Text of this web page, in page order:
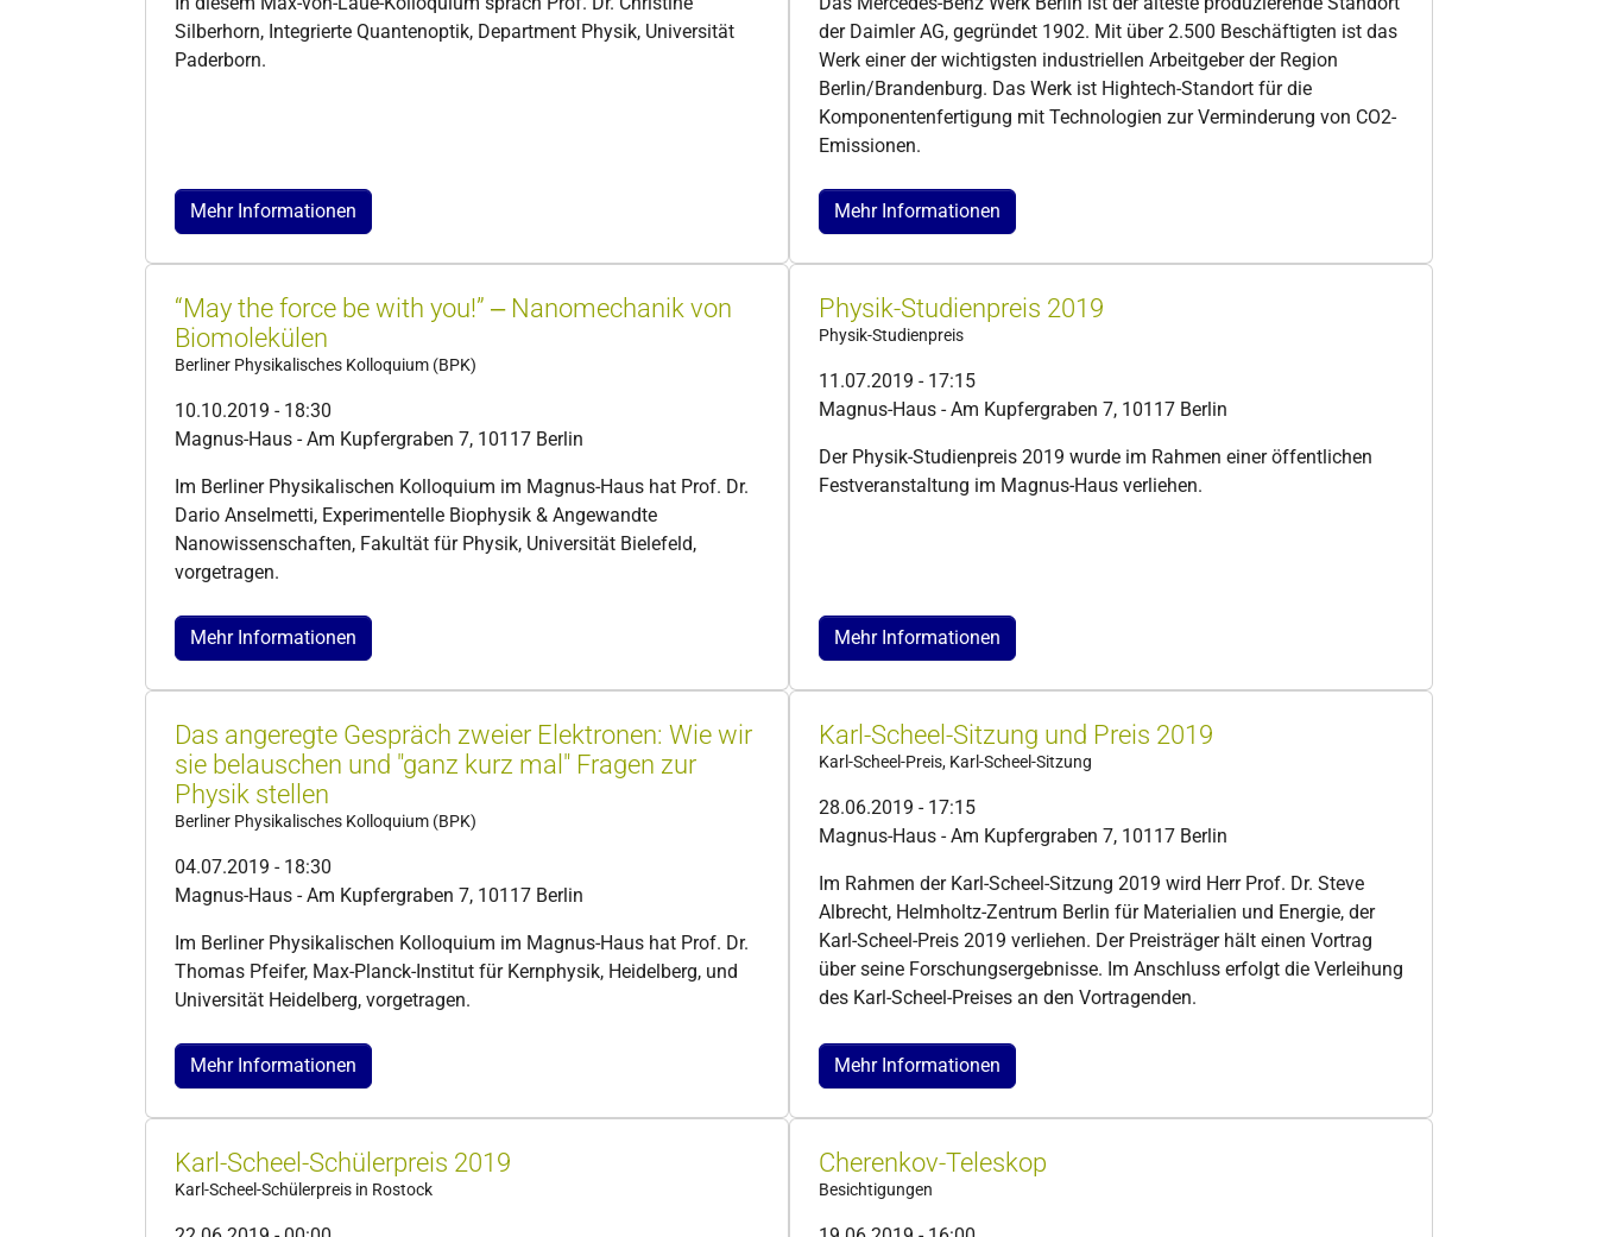
Silberhorn, Integrierte Quantenoptik, Department Physik, Universität
Paderborn.
Mehr Informationen
der Daimler AG, gegründet 1902. Mit über 2.500 Beschäftigten ist das
Werk einer der wichtigsten industriellen Arbeitgeber der Region
Berlin/Brandenburg. Das Werk ist Hightech-Standort für die
Komponentenfertigung mit Technologien zur Verminderung von CO2-
Emissionen.
Mehr Informationen
“May the force be with you!” ‒ Nanomechanik von
Biomolekülen
Berliner Physikalisches Kolloquium (BPK)
10.10.2019 - 18:30
Magnus-Haus - Am Kupfergraben 7, 10117 Berlin
Im Berliner Physikalischen Kolloquium im Magnus-Haus hat Prof. Dr.
Dario Anselmetti, Experimentelle Biophysik & Angewandte
Nanowissenschaften, Fakultät für Physik, Universität Bielefeld,
vorgetragen.
Mehr Informationen
Physik-Studienpreis 2019
Physik-Studienpreis
11.07.2019 - 17:15
Magnus-Haus - Am Kupfergraben 7, 10117 Berlin
Der Physik-Studienpreis 2019 wurde im Rahmen einer öffentlichen
Festveranstaltung im Magnus-Haus verliehen.
Mehr Informationen
Das angeregte Gespräch zweier Elektronen: Wie wir
sie belauschen und "ganz kurz mal" Fragen zur
Physik stellen
Berliner Physikalisches Kolloquium (BPK)
04.07.2019 - 18:30
Magnus-Haus - Am Kupfergraben 7, 10117 Berlin
Im Berliner Physikalischen Kolloquium im Magnus-Haus hat Prof. Dr.
Thomas Pfeifer, Max-Planck-Institut für Kernphysik, Heidelberg, und
Universität Heidelberg, vorgetragen.
Mehr Informationen
Karl-Scheel-Sitzung und Preis 2019
Karl-Scheel-Preis, Karl-Scheel-Sitzung
28.06.2019 - 17:15
Magnus-Haus - Am Kupfergraben 7, 10117 Berlin
Im Rahmen der Karl-Scheel-Sitzung 2019 wird Herr Prof. Dr. Steve
Albrecht, Helmholtz-Zentrum Berlin für Materialien und Energie, der
Karl-Scheel-Preis 2019 verliehen. Der Preisträger hält einen Vortrag
über seine Forschungsergebnisse. Im Anschluss erfolgt die Verleihung
des Karl-Scheel-Preises an den Vortragenden.
Mehr Informationen
Karl-Scheel-Schülerpreis 2019
Karl-Scheel-Schülerpreis in Rostock
Cherenkov-Teleskop
Besichtigungen